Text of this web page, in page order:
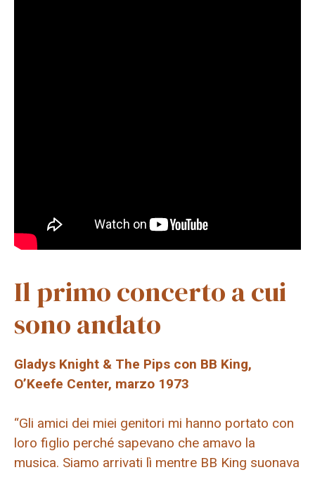
Il primo concerto a cui
sono andato
Gladys Knight & The Pips con BB King,
O’Keefe Center, marzo 1973
“Gli amici dei miei genitori mi hanno portato con
loro figlio perché sapevano che amavo la
musica. Siamo arrivati ​​lì mentre BB King suonava